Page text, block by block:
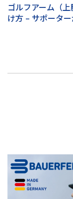
ゴルフアーム（
け方 – サポータ